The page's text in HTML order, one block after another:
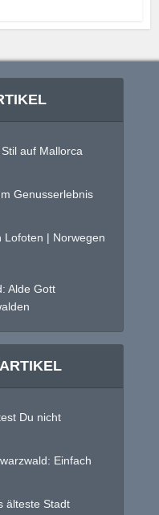
auf Mallorca
Genusserlebnis
Lofoten | Norwegen
Alde Gott
Du nicht
Einfach
älteste Stadt